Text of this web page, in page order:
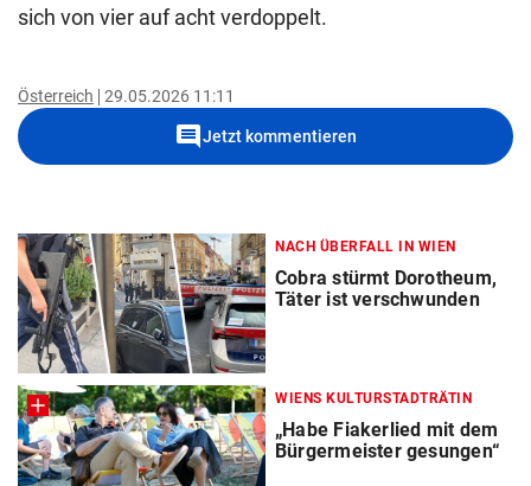
sich von vier auf acht verdoppelt.
Österreich 29.05.2026 11:11
commentJetzt kommentieren
NACH ÜBERFALL IN WIEN
Cobra stürmt Dorotheum,
Täter ist verschwunden
WIENS KULTURSTADTRÄTIN
„Habe Fiakerlied mit dem
Bürgermeister gesungen“